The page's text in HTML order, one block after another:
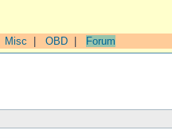
Misc OBD Forum